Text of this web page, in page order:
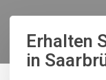
Erhalten
in